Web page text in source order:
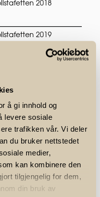
å gi innhold og
levere sosiale
trafikken vår. Vi deler
du bruker nettstedet
medier,
kan kombinere den
tilgjengelig for dem,
din bruk av